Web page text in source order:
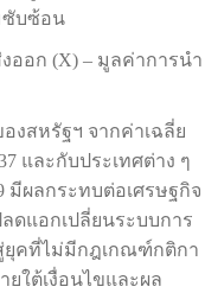
ซับซ้อน
ออก (X) – มูลค่าการนำ
งสหรัฐฯ จากค่าเฉลี่ย
และกับประเทศต่าง ๆ
มีผลกระทบต่อเศรษฐกิจ
ดแอกเปลี่ยนระบบการ
ยุคที่ไม่มีกฎเกณฑ์กติกา
ใต้เงื่อนไขและผล